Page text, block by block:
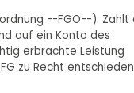
--FGO--). Zahlt
auf ein Konto des
erbrachte Leistung
zu Recht entschieden